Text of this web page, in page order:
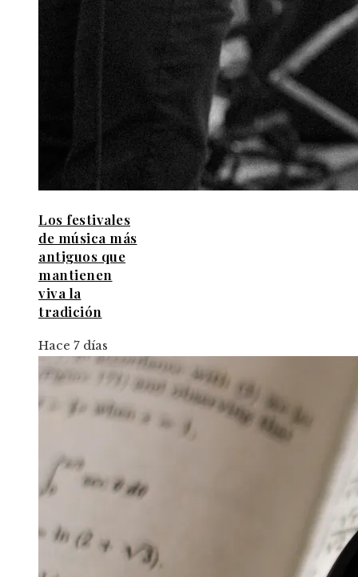
Los festivales
de música más
antiguos que
mantienen
viva la
tradición
Hace 7 días